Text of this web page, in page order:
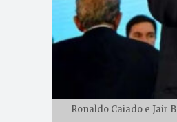
Ronaldo Caiado e Jair